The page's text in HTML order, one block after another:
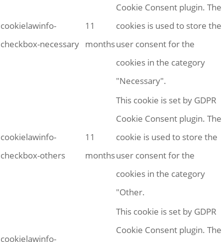
cookielawinfo-
checkbox-necessary
11
months
Cookie Consent plugin. The
cookies is used to store the
user consent for the
cookies in the category
"Necessary".
cookielawinfo-
checkbox-others
11
months
This cookie is set by GDPR
Cookie Consent plugin. The
cookie is used to store the
user consent for the
cookies in the category
"Other.
cookielawinfo-
This cookie is set by GDPR
Cookie Consent plugin. The